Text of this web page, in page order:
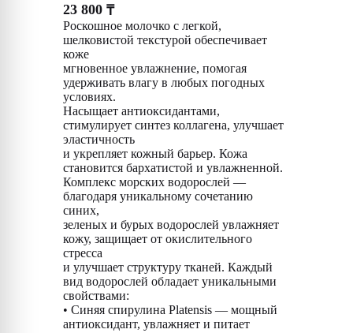
23 800 ₸
Роскошное молочко с легкой,
шелковистой текстурой обеспечивает
коже
мгновенное увлажнение, помогая
удерживать влагу в любых погодных
условиях.
Насыщает антиоксидантами,
стимулирует синтез коллагена, улучшает
эластичность
и укрепляет кожный барьер. Кожа
становится бархатистой и увлажненной.
Комплекс морских водорослей —
благодаря уникальному сочетанию
синих,
зеленых и бурых водорослей увлажняет
кожу, защищает от окислительного
стресса
и улучшает структуру тканей. Каждый
вид водорослей обладает уникальными
свойствами:
• Синяя спирулина Platensis — мощный
антиоксидант, увлажняет и питает